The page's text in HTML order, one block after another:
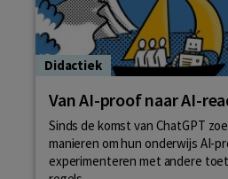
Didactiek
Van AI-proof naar AI-
Sinds de komst van ChatGPT
manieren om hun onderwijs AI-
experimenteren met andere